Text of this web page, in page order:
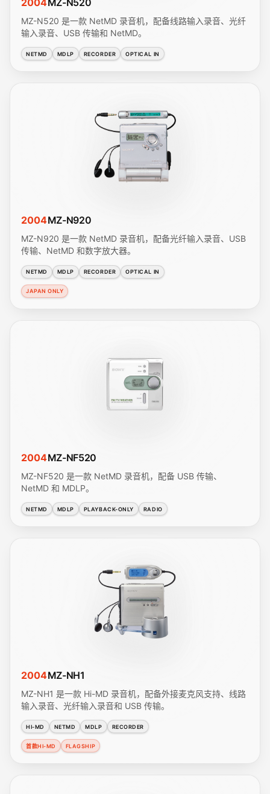
MZ-N520 是一款 NetMD 录音机，配备线路输入录音、光纤
输入录音、USB 传输和 NetMD。
NETMD MDLP RECORDER OPTICAL IN
2004MZ-N920
MZ-N920 是一款 NetMD 录音机，配备光纤输入录音、USB
传输、NetMD 和数字放大器。
NETMD MDLP RECORDER OPTICAL IN
JAPAN ONLY
2004MZ-NF520
MZ-NF520 是一款 NetMD 录音机，配备 USB 传输、
NetMD 和 MDLP。
NETMD MDLP PLAYBACK-ONLY RADIO
2004MZ-NH1
MZ-NH1 是一款 Hi-MD 录音机，配备外接麦克风支持、线路
输入录音、光纤输入录音和 USB 传输。
HI-MD NETMD MDLP RECORDER
首款HI-MD FLAGSHIP